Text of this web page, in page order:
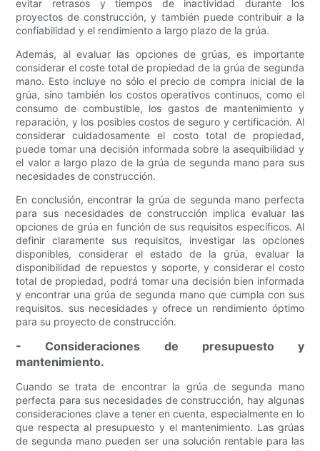
evitar retrasos y tiempos de inactividad durante los
proyectos de construcción, y también puede contribuir a la
confiabilidad y el rendimiento a largo plazo de la grúa.
Además, al evaluar las opciones de grúas, es importante
considerar el coste total de propiedad de la grúa de segunda
mano. Esto incluye no sólo el precio de compra inicial de la
grúa, sino también los costos operativos continuos, como el
consumo de combustible, los gastos de mantenimiento y
reparación, y los posibles costos de seguro y certificación. Al
considerar cuidadosamente el costo total de propiedad,
puede tomar una decisión informada sobre la asequibilidad y
el valor a largo plazo de la grúa de segunda mano para sus
necesidades de construcción.
En conclusión, encontrar la grúa de segunda mano perfecta
para sus necesidades de construcción implica evaluar las
opciones de grúa en función de sus requisitos específicos. Al
definir claramente sus requisitos, investigar las opciones
disponibles, considerar el estado de la grúa, evaluar la
disponibilidad de repuestos y soporte, y considerar el costo
total de propiedad, podrá tomar una decisión bien informada
y encontrar una grúa de segunda mano que cumpla con sus
requisitos. sus necesidades y ofrece un rendimiento óptimo
para su proyecto de construcción.
- Consideraciones de presupuesto y
mantenimiento.
Cuando se trata de encontrar la grúa de segunda mano
perfecta para sus necesidades de construcción, hay algunas
consideraciones clave a tener en cuenta, especialmente en lo
que respecta al presupuesto y el mantenimiento. Las grúas
de segunda mano pueden ser una solución rentable para las